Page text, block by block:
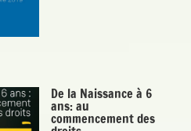
De la Naissance à 6
ans: au
commencement des